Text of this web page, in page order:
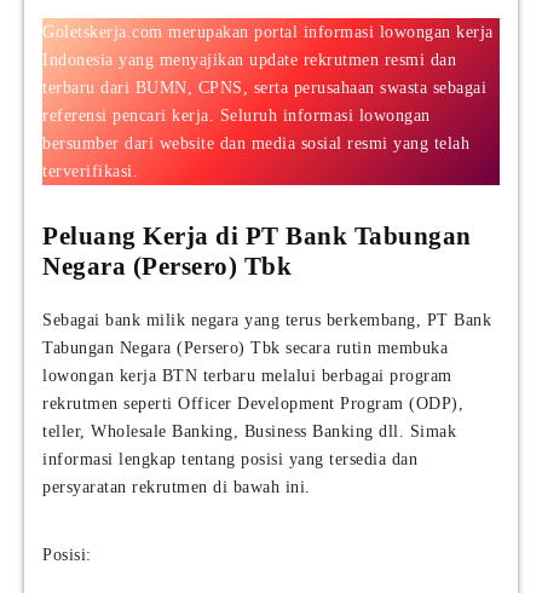
Goletskerja.com merupakan portal informasi lowongan kerja
Indonesia yang menyajikan update rekrutmen resmi dan
terbaru dari BUMN, CPNS, serta perusahaan swasta sebagai
referensi pencari kerja. Seluruh informasi lowongan
bersumber dari website dan media sosial resmi yang telah
terverifikasi.
Peluang Kerja di PT Bank Tabungan
Negara (Persero) Tbk
Sebagai bank milik negara yang terus berkembang, PT Bank
Tabungan Negara (Persero) Tbk secara rutin membuka
lowongan kerja BTN terbaru melalui berbagai program
rekrutmen seperti Officer Development Program (ODP),
teller, Wholesale Banking, Business Banking dll. Simak
informasi lengkap tentang posisi yang tersedia dan
persyaratan rekrutmen di bawah ini.
Posisi: